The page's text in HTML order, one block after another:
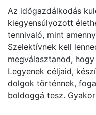
Az időgazdálkodás
kiegyensúlyozott
tennivaló, mint
Szelektívnek kell
megválasztanod,
Legyenek céljaid,
dolgok történnek,
boldoggá tesz.